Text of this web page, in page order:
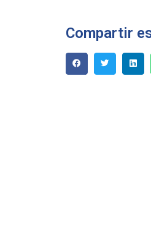
Compartir